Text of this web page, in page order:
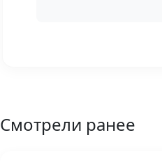
Смотрели ранее